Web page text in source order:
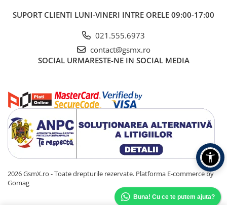
SUPORT CLIENTI LUNI-VINERI INTRE ORELE 09:00-17:00
021.555.6973
contact@gsmx.ro
SOCIAL URMARESTE-NE IN SOCIAL MEDIA
2026 GsmX.ro - Toate drepturile rezervate. Platforma E-commerce by
Gomag
Buna! Cu ce te putem ajuta?